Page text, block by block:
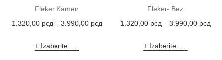
Fleker Kamen
1.320,00 рсд– 3.990,00 рсд
Izaberite opcije
Fleker- Bez
1.320,00 рсд– 3.990,00 рсд
Izaberite opcije